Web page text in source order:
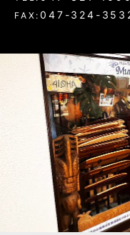
FAX:047-324-